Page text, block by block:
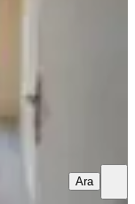
Uysal
Ara